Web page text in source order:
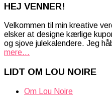
HEJ VENNER!
Velkommen til min kreative
elsker at designe kærlige
og sjove julekalendere. Jeg
mere...
LIDT OM LOU NOIRE
Om Lou Noire